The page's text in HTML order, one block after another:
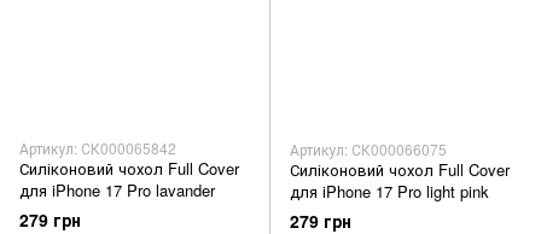
Артикул: СК000065842
Силіконовий чохол Full Cover
для iPhone 17 Pro lavander
279 грн
Артикул: СК000066075
Силіконовий чохол Full Cover
для iPhone 17 Pro light pink
279 грн